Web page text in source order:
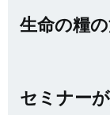
生命の糧
セミナー